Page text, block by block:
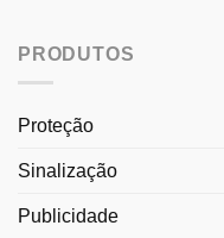
PRODUTOS
Proteção
Sinalização
Publicidade